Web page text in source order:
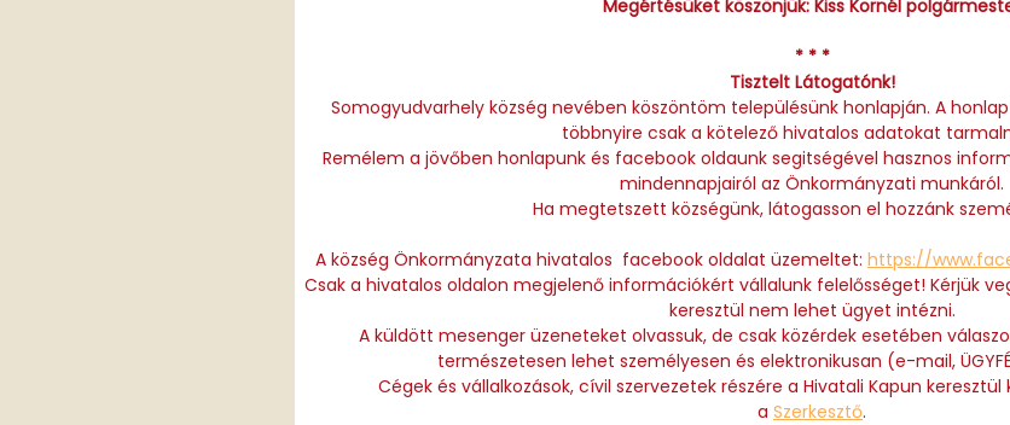
Megértésüket köszönjük: Kiss Kornél
* * *
Tisztelt Látogatónk!
Somogyudvarhely község nevében köszöntöm településünk honlapján. A
többnyire csak a kötelező hivatalos adatokat
Remélem a jövőben honlapunk és facebook oldaunk segitségével hasznos
mindennapjairól az Önkormányzati munkáról.
Ha megtetszett községünk, látogasson el hozzánk
A község Önkormányzata hivatalos facebook oldalat üzemeltet: https://
Csak a hivatalos oldalon megjelenő információkért vállalunk felelősséget! Kérjük
keresztül nem lehet ügyet intézni.
A küldött mesenger üzeneteket olvassuk, de csak közérdek esetében
természetesen lehet személyesen és elektronikusan (e-mail,
Cégek és vállalkozások, cívil szervezetek részére a Hivatali Kapun
a Szerkesztő.